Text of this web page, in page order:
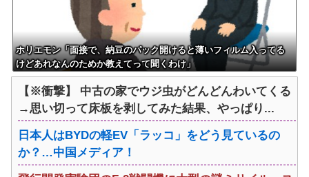
ホリエモン「面接で、納豆のパック開けると薄いフィルム入ってる
けどあれなんのためか教えてって聞くわけ」
【※衝撃】 中古の家でウジ虫がどんどんわいてくる
→思い切って床板を剥してみた結果、やっぱり...
日本人はBYDの軽EV「ラッコ」をどう見ているの
か？…中国メディア！